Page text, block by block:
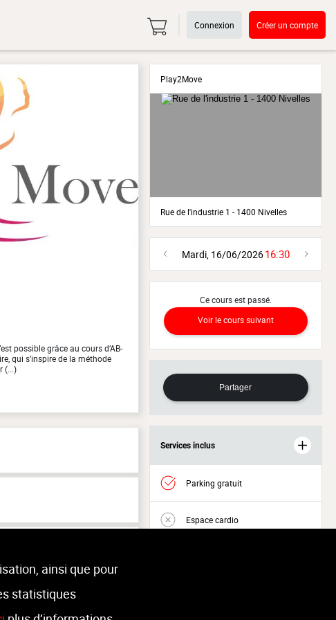
Connexion Créer un compte
possible grâce au cours d’AB-
qui s’inspire de la méthode
(...)
Play2Move
Rue de l'industrie 1 - 1400 Nivelles
Mardi, 16/06/202616:30
Ce cours est passé.
Voir le cours suivant
Partager
Services inclus
Parking gratuit
Espace cardio
ainsi que pour
statistiques